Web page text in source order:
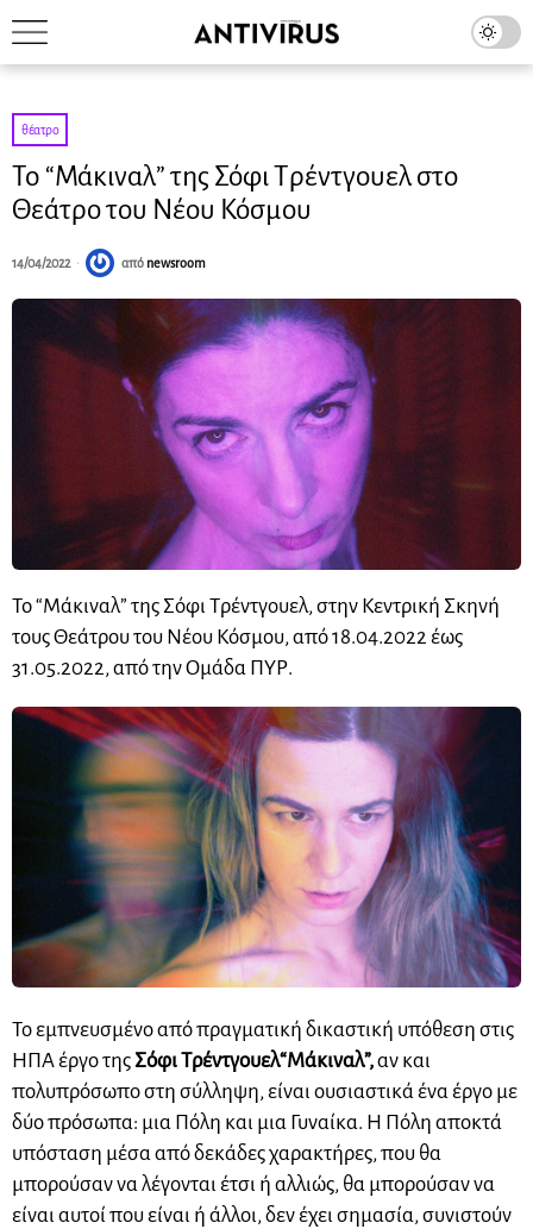
θέατρο
To “Μάκιναλ” της Σόφι Τρέντγουελ στο
Θεάτρο του Νέου Κόσμου
14/04/2022 από newsroom
To “Μάκιναλ” της Σόφι Τρέντγουελ, στην Κεντρική Σκηνή
τους Θεάτρου του Νέου Κόσμου, από 18.04.2022 έως
31.05.2022, από την Ομάδα ΠΥΡ.
Το εμπνευσμένο από πραγματική δικαστική υπόθεση στις
ΗΠΑ έργο τηςΣόφι Τρέντγουελ“Μάκιναλ”,αν και
πολυπρόσωπο στη σύλληψη, είναι ουσιαστικά ένα έργο με
δύο πρόσωπα: μια Πόλη και μια Γυναίκα. Η Πόλη αποκτά
υπόσταση μέσα από δεκάδες χαρακτήρες, που θα
μπορούσαν να λέγονται έτσι ή αλλιώς, θα μπορούσαν να
είναι αυτοί που είναι ή άλλοι, δεν έχει σημασία, συνιστούν